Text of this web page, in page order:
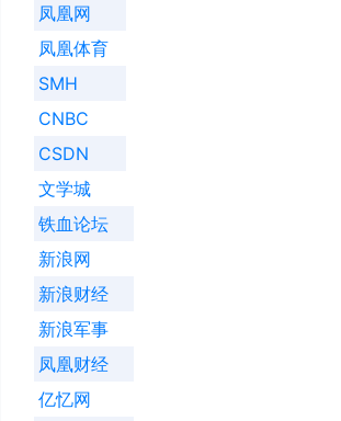
凤凰网
凤凰体育
SMH
CNBC
CSDN
文学城
铁血论坛
新浪网
新浪财经
新浪军事
凤凰财经
亿忆网